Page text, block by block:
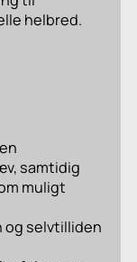
helbred.
samtidig
muligt
og selvtilliden